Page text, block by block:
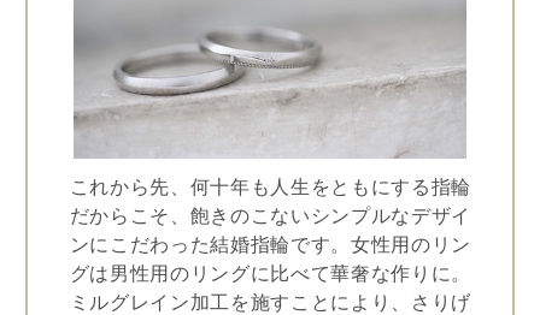
これから先、何十年も人生をともにする指輪
だからこそ、飽きのこないシンプルなデザイ
ンにこだわった結婚指輪です。女性用のリン
グは男性用のリングに比べて華奢な作りに。
ミルグレイン加工を施すことにより、さりげ